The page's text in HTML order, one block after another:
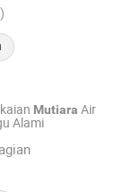
Mutiara Air
Alami